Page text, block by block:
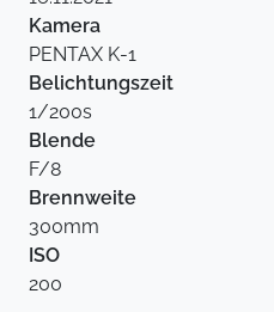
Kamera
PENTAX K-1
Belichtungszeit
1/200s
Blende
F/8
Brennweite
300mm
ISO
200